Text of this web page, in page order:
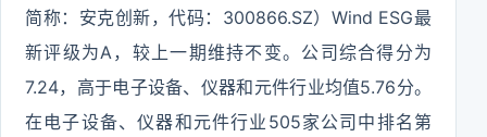
简称：安克创新，代码：300866.SZ）Wind ESG最
新评级为A，较上一期维持不变。公司综合得分为
7.24，高于电子设备、仪器和元件行业均值5.76分。
在电子设备、仪器和元件行业505家公司中排名第